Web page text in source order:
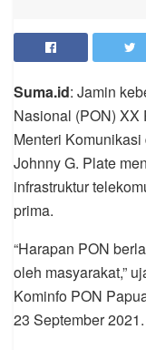
Suma.id: Jamin
Nasional (PON) XX
Menteri
Johnny G. Plate
infrastruktur
prima.
“Harapan PON
oleh masyarakat,”
Kominfo PON
23 September 2021.